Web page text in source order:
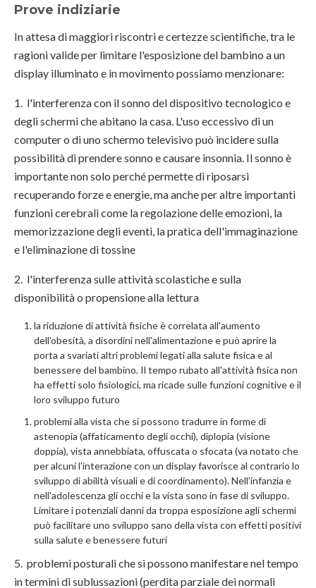
Prove indiziarie
In attesa di maggiori riscontri e certezze scientifiche, tra le
ragioni valide per limitare l'esposizione del bambino a un
display illuminato e in movimento possiamo menzionare:
1. l'interferenza con il sonno del dispositivo tecnologico e
degli schermi che abitano la casa. L'uso eccessivo di un
computer o di uno schermo televisivo può incidere sulla
possibilità di prendere sonno e causare insonnia. Il sonno è
importante non solo perché permette di riposarsi
recuperando forze e energie, ma anche per altre importanti
funzioni cerebrali come la regolazione delle emozioni, la
memorizzazione degli eventi, la pratica dell'immaginazione
e l'eliminazione di tossine
2. l'interferenza sulle attività scolastiche e sulla
disponibilità o propensione alla lettura
la riduzione di attività fisiche è correlata all'aumento
dell'obesità, a disordini nell'alimentazione e può aprire la
porta a svariati altri problemi legati alla salute fisica e al
benessere del bambino. Il tempo rubato all'attività fisica non
ha effetti solo fisiologici, ma ricade sulle funzioni cognitive e il
loro sviluppo futuro
problemi alla vista che si possono tradurre in forme di
astenopia (affaticamento degli occhi), diplopia (visione
doppia), vista annebbiata, offuscata o sfocata (va notato che
per alcuni l'interazione con un display favorisce al contrario lo
sviluppo di abilità visuali e di coordinamento). Nell'infanzia e
nell'adolescenza gli occhi e la vista sono in fase di sviluppo.
Limitare i potenziali danni da troppa esposizione agli schermi
può facilitare uno sviluppo sano della vista con effetti positivi
sulla salute e benessere futuri
5. problemi posturali che si possono manifestare nel tempo
in termini di sublussazioni (perdita parziale dei normali